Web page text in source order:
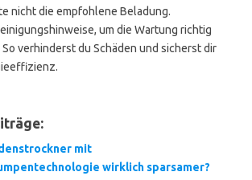
nicht die empfohlene Beladung.
um die Wartung richtig
verhinderst du Schäden und sicherst dir
mit
wirklich sparsamer?